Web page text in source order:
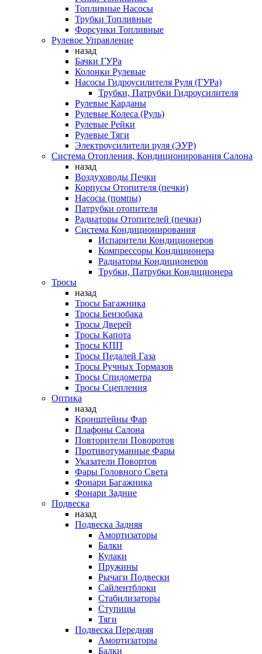
Топливные Насосы
Трубки Топливные
Форсунки Топливные
Рулевое Управление
назад
Бачки ГУРа
Колонки Рулевые
Насосы Гидроусилителя Руля (ГУРа)
Трубки, Патрубки Гидроусилителя
Рулевые Карданы
Рулевые Колеса (Руль)
Рулевые Рейки
Рулевые Тяги
Электроусилители руля (ЭУР)
Система Отопления, Кондиционирования Салона
назад
Воздуховоды Печки
Корпусы Отопителя (печки)
Насосы (помпы)
Патрубки отопителя
Радиаторы Отопителей (печки)
Система Кондиционирования
Испарители Кондиционеров
Компрессоры Кондиционера
Радиаторы Кондиционеров
Трубки, Патрубки Кондиционера
Тросы
назад
Тросы Багажника
Тросы Бензобака
Тросы Дверей
Тросы Капота
Тросы КПП
Тросы Педалей Газа
Тросы Ручных Тормазов
Тросы Спидометра
Тросы Сцепления
Оптика
назад
Кронштейны Фар
Плафоны Салона
Повторители Поворотов
Противотуманные Фары
Указатели Повортов
Фары Головного Света
Фонари Багажника
Фонари Задние
Подвеска
назад
Подвеска Задняя
Амортизаторы
Балки
Кулаки
Пружины
Рычаги Подвески
Сайлентблоки
Стабилизаторы
Ступицы
Тяги
Подвеска Передняя
Амортизаторы
Балки